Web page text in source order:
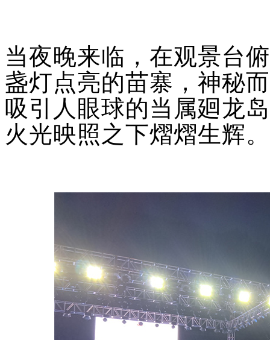
当夜晚来临，在观景台
盏灯点亮的苗寨，神秘
吸引人眼球的当属廻龙
火光映照之下熠熠生辉。